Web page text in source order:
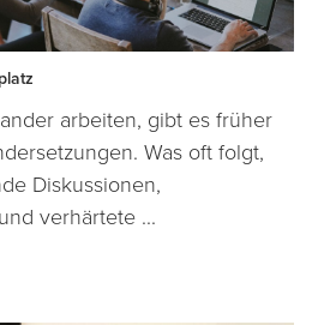
arbeiten, gibt es früher
Was oft folgt,
Diskussionen,
verhärtete ...